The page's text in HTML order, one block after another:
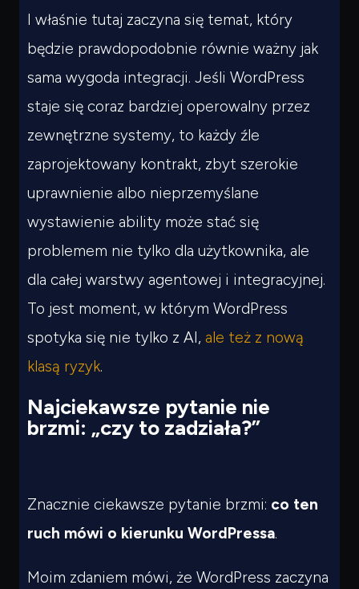
I właśnie tutaj zaczyna się temat, który
będzie prawdopodobnie równie ważny jak
sama wygoda integracji. Jeśli WordPress
staje się coraz bardziej operowalny przez
zewnętrzne systemy, to każdy źle
zaprojektowany kontrakt, zbyt szerokie
uprawnienie albo nieprzemyślane
wystawienie ability może stać się
problemem nie tylko dla użytkownika, ale
dla całej warstwy agentowej i integracyjnej.
To jest moment, w którym WordPress
spotyka się nie tylko z AI, ale też z nową
klasą ryzyk.
Najciekawsze pytanie nie
brzmi: „czy to zadziała?”
Znacznie ciekawsze pytanie brzmi: co ten
ruch mówi o kierunku WordPressa.
Moim zdaniem mówi, że WordPress zaczyna